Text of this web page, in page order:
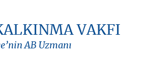
VAKFI
AB Uzmanı